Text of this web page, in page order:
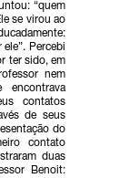
“quem
se virou ao
Percebi
ter sido, em
nem
contatos
de seus
do
contato
duas
Benoit: